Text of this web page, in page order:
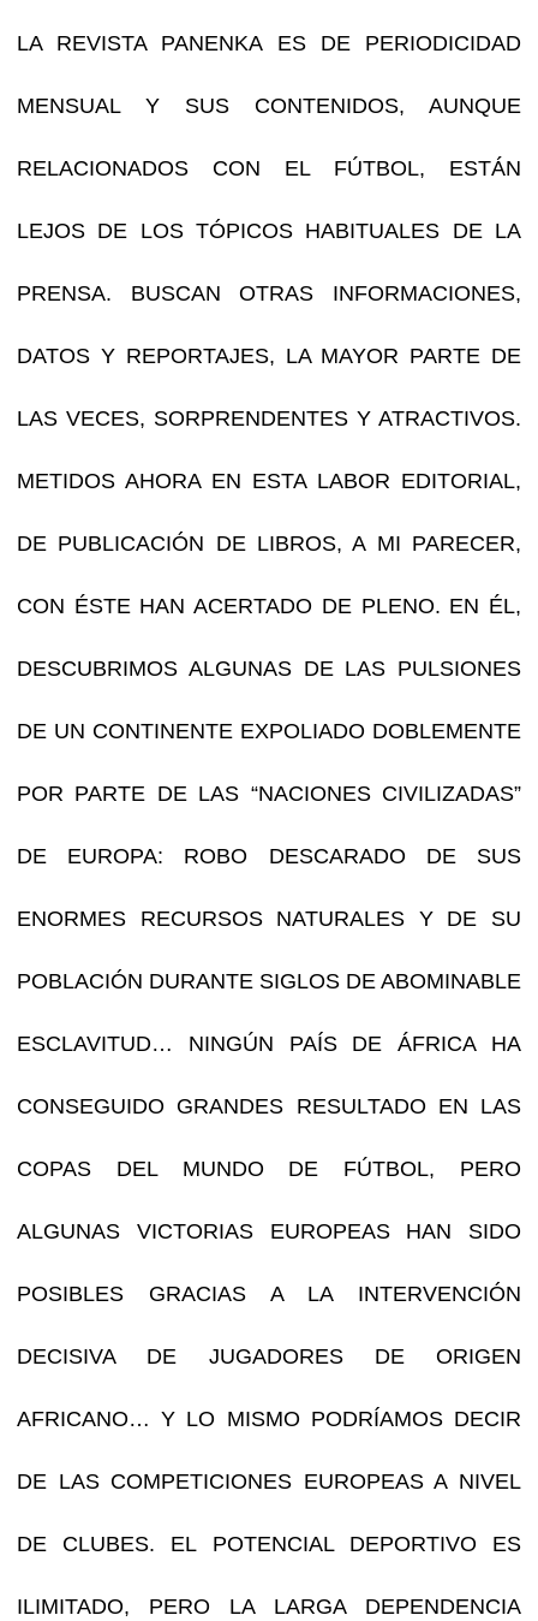
LA REVISTA PANENKA ES DE PERIODICIDAD
MENSUAL Y SUS CONTENIDOS, AUNQUE
RELACIONADOS CON EL FÚTBOL, ESTÁN
LEJOS DE LOS TÓPICOS HABITUALES DE LA
PRENSA. BUSCAN OTRAS INFORMACIONES,
DATOS Y REPORTAJES, LA MAYOR PARTE DE
LAS VECES, SORPRENDENTES Y ATRACTIVOS.
METIDOS AHORA EN ESTA LABOR EDITORIAL,
DE PUBLICACIÓN DE LIBROS, A MI PARECER,
CON ÉSTE HAN ACERTADO DE PLENO. EN ÉL,
DESCUBRIMOS ALGUNAS DE LAS PULSIONES
DE UN CONTINENTE EXPOLIADO DOBLEMENTE
POR PARTE DE LAS “NACIONES CIVILIZADAS”
DE EUROPA: ROBO DESCARADO DE SUS
ENORMES RECURSOS NATURALES Y DE SU
POBLACIÓN DURANTE SIGLOS DE ABOMINABLE
ESCLAVITUD… NINGÚN PAÍS DE ÁFRICA HA
CONSEGUIDO GRANDES RESULTADO EN LAS
COPAS DEL MUNDO DE FÚTBOL, PERO
ALGUNAS VICTORIAS EUROPEAS HAN SIDO
POSIBLES GRACIAS A LA INTERVENCIÓN
DECISIVA DE JUGADORES DE ORIGEN
AFRICANO… Y LO MISMO PODRÍAMOS DECIR
DE LAS COMPETICIONES EUROPEAS A NIVEL
DE CLUBES. EL POTENCIAL DEPORTIVO ES
ILIMITADO, PERO LA LARGA DEPENDENCIA